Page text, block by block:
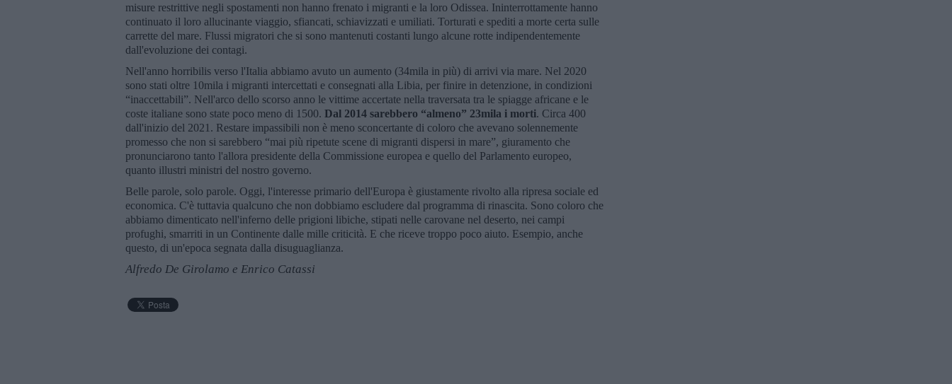
misure restrittive negli spostamenti non hanno frenato i migranti e la loro Odissea. Ininterrottamente hanno
continuato il loro allucinante viaggio, sfiancati, schiavizzati e umiliati. Torturati e spediti a morte certa sulle
carrette del mare. Flussi migratori che si sono mantenuti costanti lungo alcune rotte indipendentemente
dall'evoluzione dei contagi.
Nell'anno horribilis verso l'Italia abbiamo avuto un aumento (34mila in più) di arrivi via mare. Nel 2020
sono stati oltre 10mila i migranti intercettati e consegnati alla Libia, per finire in detenzione, in condizioni
“inaccettabili”. Nell'arco dello scorso anno le vittime accertate nella traversata tra le spiagge africane e le
coste italiane sono state poco meno di 1500. Dal 2014 sarebbero “almeno” 23mila i morti. Circa 400
dall'inizio del 2021. Restare impassibili non è meno sconcertante di coloro che avevano solennemente
promesso che non si sarebbero “mai più ripetute scene di migranti dispersi in mare”, giuramento che
pronunciarono tanto l'allora presidente della Commissione europea e quello del Parlamento europeo,
quanto illustri ministri del nostro governo.
Belle parole, solo parole. Oggi, l'interesse primario dell'Europa è giustamente rivolto alla ripresa sociale ed
economica. C'è tuttavia qualcuno che non dobbiamo escludere dal programma di rinascita. Sono coloro che
abbiamo dimenticato nell'inferno delle prigioni libiche, stipati nelle carovane nel deserto, nei campi
profughi, smarriti in un Continente dalle mille criticità. E che riceve troppo poco aiuto. Esempio, anche
questo, di un'epoca segnata dalla disuguaglianza.
Alfredo De Girolamo e Enrico Catassi